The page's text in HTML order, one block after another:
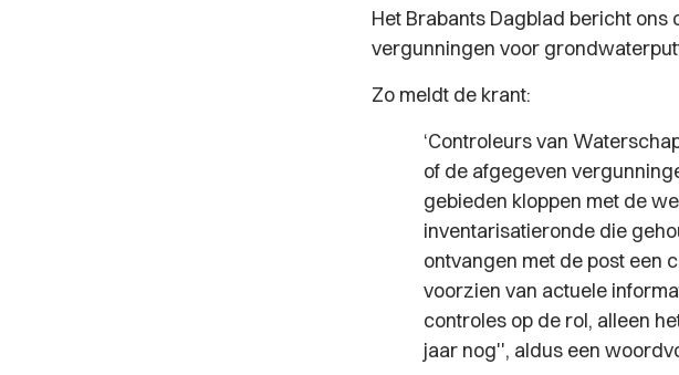
Het Brabants Dagblad bericht
vergunningen voor
Zo meldt de krant:
‘Controleurs van
of de afgegeven
gebieden kloppen met de
inventarisatieronde die
ontvangen met de post een
voorzien van actuele
controles op de rol, alleen
jaar nog'', aldus een